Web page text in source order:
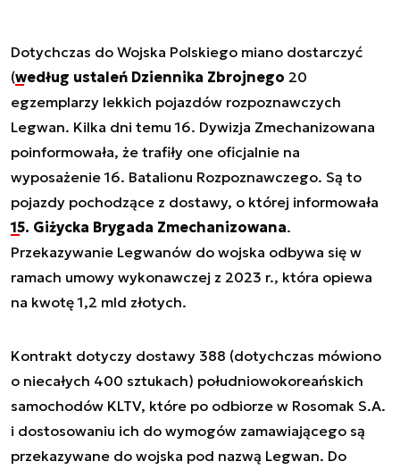
Dotychczas do Wojska Polskiego miano dostarczyć
(według ustaleń Dziennika Zbrojnego 20
egzemplarzy lekkich pojazdów rozpoznawczych
Legwan. Kilka dni temu 16. Dywizja Zmechanizowana
poinformowała, że trafiły one oficjalnie na
wyposażenie 16. Batalionu Rozpoznawczego. Są to
pojazdy pochodzące z dostawy, o której informowała
15. Giżycka Brygada Zmechanizowana.
Przekazywanie Legwanów do wojska odbywa się w
ramach umowy wykonawczej z 2023 r., która opiewa
na kwotę 1,2 mld złotych.
Kontrakt dotyczy dostawy 388 (dotychczas mówiono
o niecałych 400 sztukach) południowokoreańskich
samochodów KLTV, które po odbiorze w Rosomak S.A.
i dostosowaniu ich do wymogów zamawiającego są
przekazywane do wojska pod nazwą Legwan. Do